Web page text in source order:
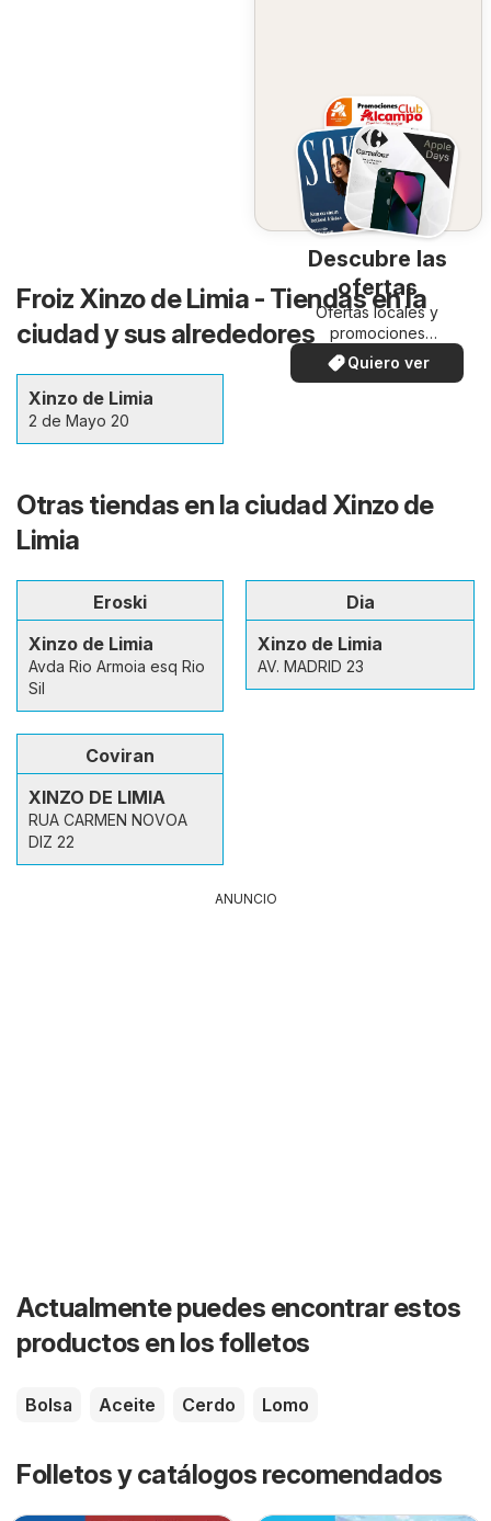
Descubre las
ofertas
Ofertas locales y
promociones
especiales.
Quiero ver
Froiz Xinzo de Limia - Tiendas en la
ciudad y sus alrededores
Xinzo de Limia
2 de Mayo 20
Otras tiendas en la ciudad Xinzo de
Limia
Eroski
Xinzo de Limia
Avda Rio Armoia esq Rio
Sil
Dia
Xinzo de Limia
AV. MADRID 23
Coviran
XINZO DE LIMIA
RUA CARMEN NOVOA
DIZ 22
ANUNCIO
Actualmente puedes encontrar estos
productos en los folletos
Bolsa Aceite Cerdo Lomo
Folletos y catálogos recomendados